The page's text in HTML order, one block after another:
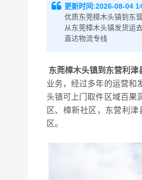
更新时间:2026-08-04
优质东莞樟木头镇到东
从东莞樟木头镇发货运
直达物流专线
东莞樟木头镇到东营利津
业务，经过多年的运营和
头镇可上门取件区域百果
区、樟新社区，东营利
区。